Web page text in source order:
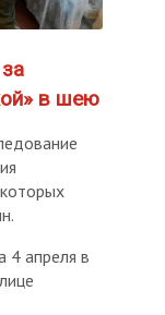
в шею
4 апреля в